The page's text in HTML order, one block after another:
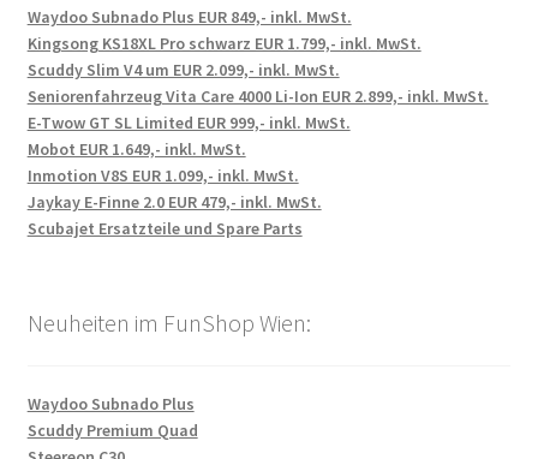
Waydoo Subnado Plus EUR 849,- inkl. MwSt.
Kingsong KS18XL Pro schwarz EUR 1.799,- inkl. MwSt.
Scuddy Slim V4 um EUR 2.099,- inkl. MwSt.
Seniorenfahrzeug Vita Care 4000 Li-Ion EUR 2.899,- inkl. MwSt.
E-Twow GT SL Limited EUR 999,- inkl. MwSt.
Mobot EUR 1.649,- inkl. MwSt.
Inmotion V8S EUR 1.099,- inkl. MwSt.
Jaykay E-Finne 2.0 EUR 479,- inkl. MwSt.
Scubajet Ersatzteile und Spare Parts
Neuheiten im FunShop Wien:
Waydoo Subnado Plus
Scuddy Premium Quad